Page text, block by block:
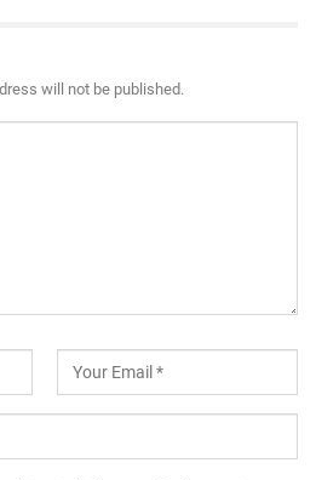
will not be published.